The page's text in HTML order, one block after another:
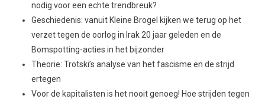
nodig voor een echte trendbreuk?
Geschiedenis: vanuit Kleine Brogel kijken we terug op het
verzet tegen de oorlog in Irak 20 jaar geleden en de
Bomspotting-acties in het bijzonder
Theorie: Trotski’s analyse van het fascisme en de strijd
ertegen
Voor de kapitalisten is het nooit genoeg! Hoe strijden tegen